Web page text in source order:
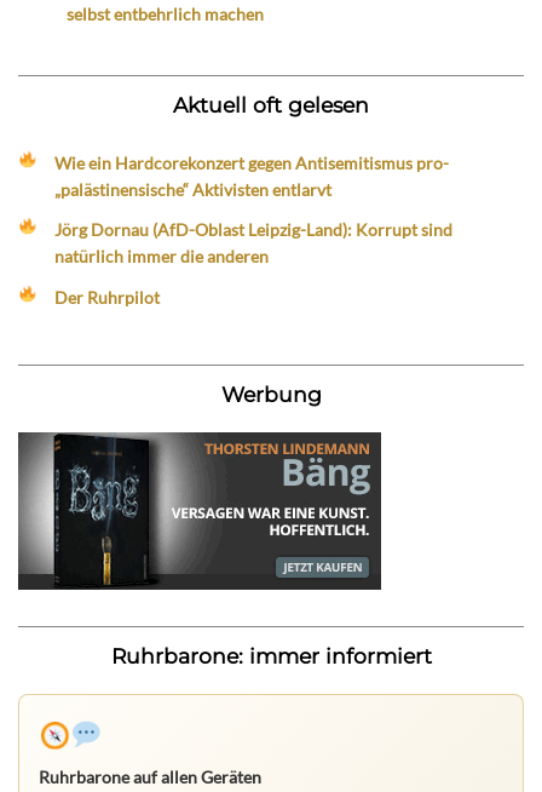
selbst entbehrlich machen
Aktuell oft gelesen
Wie ein Hardcorekonzert gegen Antisemitismus pro-
„palästinensische“ Aktivisten entlarvt
Jörg Dornau (AfD-Oblast Leipzig-Land): Korrupt sind
natürlich immer die anderen
Der Ruhrpilot
Werbung
Ruhrbarone: immer informiert
Ruhrbarone auf allen Geräten